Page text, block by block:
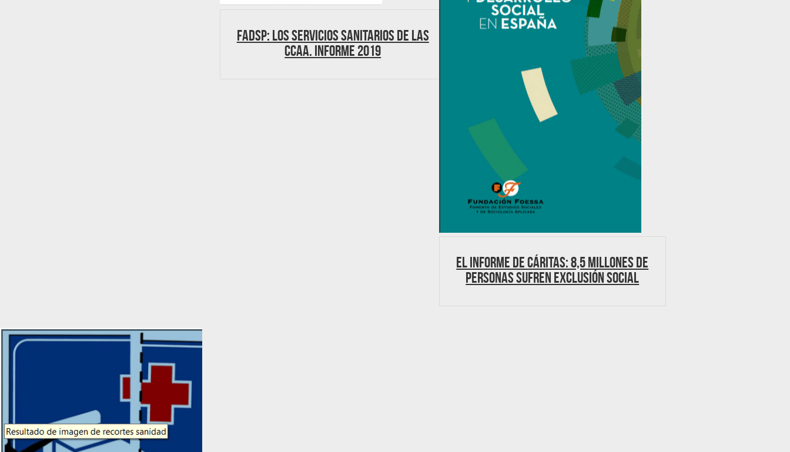
FADSP: Los Servicios Sanitarios de las
CCAA. Informe 2019
El informe de Cáritas: 8,5 millones de
personas sufren exclusión social